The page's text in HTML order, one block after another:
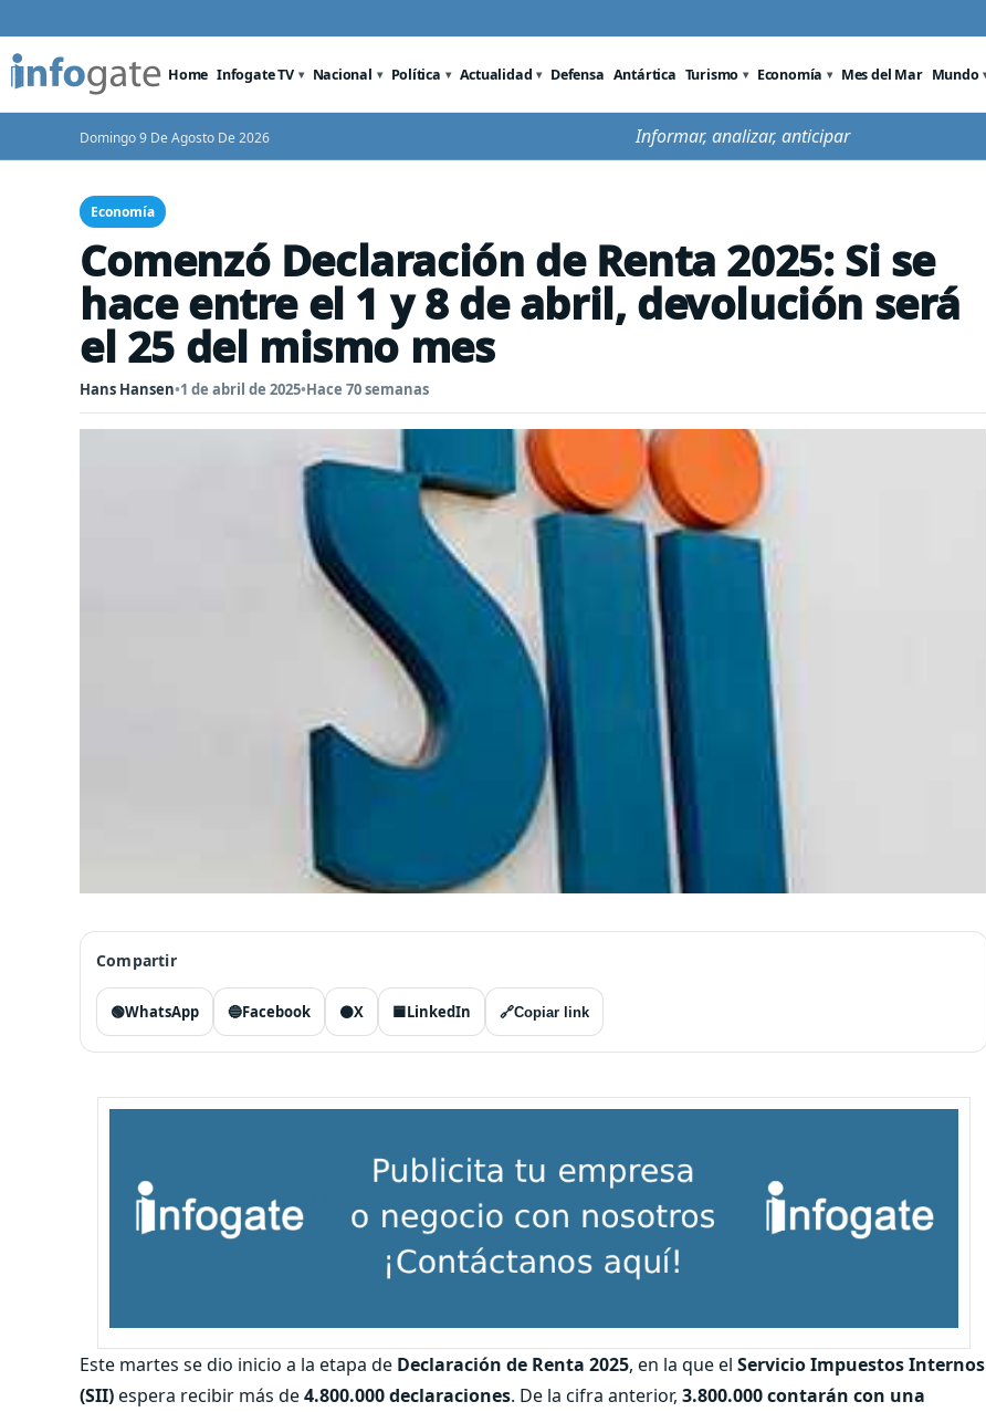
Home Infogate TV Nacional Política Actualidad Defensa Antártica Turismo Economía Mes del Mar Mundo
Domingo 9 De Agosto De 2026 Informar, analizar, anticipar
Economía
Comenzó Declaración de Renta 2025: Si se
hace entre el 1 y 8 de abril, devolución será
el 25 del mismo mes
Hans Hansen•1 de abril de 2025•Hace 70 semanas
Compartir
🟢WhatsApp 🔵Facebook ⚫X 🟦LinkedIn 🔗Copiar link
Este martes se dio inicio a la etapa de Declaración de Renta 2025, en la que el Servicio Impuestos Internos
(SII)espera recibir más de4.800.000 declaraciones. De la cifra anterior, 3.800.000 contarán con una